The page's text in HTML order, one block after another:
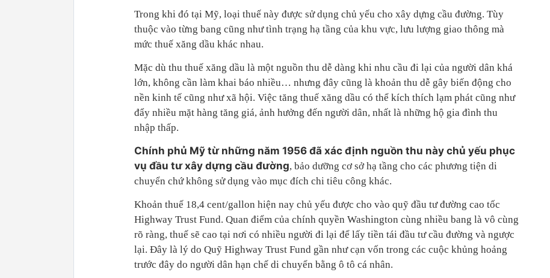
Trong khi đó tại Mỹ, loại thuế này được sử dụng chủ yếu cho xây dựng cầu đường. Tùy
thuộc vào từng bang cũng như tình trạng hạ tầng của khu vực, lưu lượng giao thông mà
mức thuế xăng dầu khác nhau.
Mặc dù thu thuế xăng dầu là một nguồn thu dễ dàng khi nhu cầu đi lại của người dân khá
lớn, không cần làm khai báo nhiều… nhưng đây cũng là khoản thu dễ gây biến động cho
nền kinh tế cũng như xã hội. Việc tăng thuế xăng dầu có thể kích thích lạm phát cũng như
đẩy nhiều mặt hàng tăng giá, ảnh hưởng đến người dân, nhất là những hộ gia đình thu
nhập thấp.
Chính phủ Mỹ từ những năm 1956 đã xác định nguồn thu này chủ yếu phục
vụ đầu tư xây dựng cầu đường, bảo dưỡng cơ sở hạ tầng cho các phương tiện di
chuyển chứ không sử dụng vào mục đích chi tiêu công khác.
Khoản thuế 18,4 cent/gallon hiện nay chủ yếu được cho vào quỹ đầu tư đường cao tốc
Highway Trust Fund. Quan điểm của chính quyền Washington cùng nhiều bang là vô cùng
rõ ràng, thuế sẽ cao tại nơi có nhiều người đi lại để lấy tiền tái đầu tư cầu đường và ngược
lại. Đây là lý do Quỹ Highway Trust Fund gần như cạn vốn trong các cuộc khủng hoảng
trước đây do người dân hạn chế di chuyển bằng ô tô cá nhân.